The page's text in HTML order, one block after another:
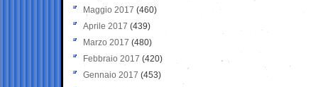
Maggio 2017 (460)
Aprile 2017 (439)
Marzo 2017 (480)
Febbraio 2017 (420)
Gennaio 2017 (453)